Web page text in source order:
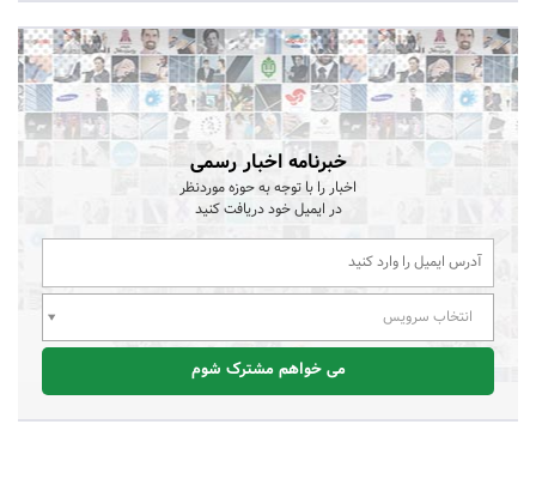
خبرنامه اخبار رسمی
اخبار را با توجه به حوزه موردنظر
در ایمیل خود دریافت کنید
انتخاب سرویس
می خواهم مشترک شوم